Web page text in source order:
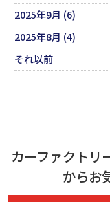
2025年9月 (6)
2025年8月 (4)
それ以前
カーファクトリ
からお